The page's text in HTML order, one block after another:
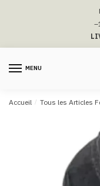
navigation
MENU
Accueil / Tous les Articles